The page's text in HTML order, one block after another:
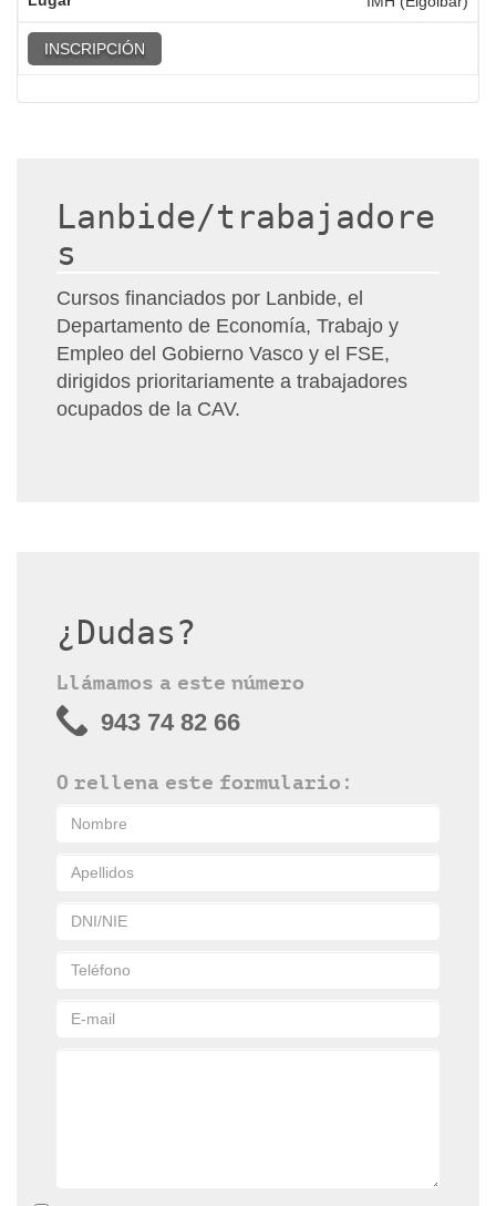
INSCRIPCIÓN
Lanbide/trabajadore
s
Cursos financiados por Lanbide, el
Departamento de Economía, Trabajo y
Empleo del Gobierno Vasco y el FSE,
dirigidos prioritariamente a trabajadores
ocupados de la CAV.
¿Dudas?
Llámamos a este número
943 74 82 66
O rellena este formulario: